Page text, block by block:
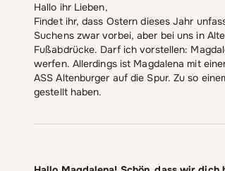
Hallo ihr Lieben,
Findet ihr, dass Ostern dieses Jahr
Suchens zwar vorbei, aber bei uns in
Fußabdrücke. Darf ich vorstellen:
werfen. Allerdings ist Magdalena mit
ASS Altenburger auf die Spur. Zu so
gestellt haben.